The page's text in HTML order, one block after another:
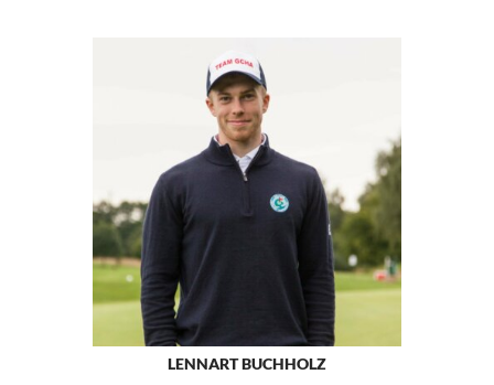
LENNART BUCHHOLZ